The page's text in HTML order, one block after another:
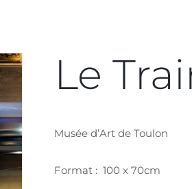
Le
Musée d’Art de Toulon
Format : 100 x 70cm